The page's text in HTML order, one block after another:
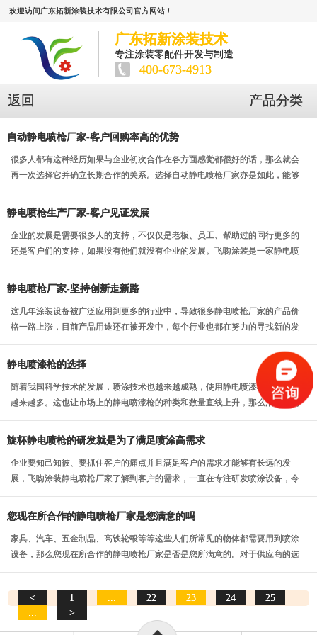
欢迎访问广东拓新涂装技术有限公司官方网站！
广东拓新涂装技术
专注涂装零配件开发与制造
400-673-4913
返回 产品分类
自动静电喷枪厂家-客户回购率高的优势
很多人都有这种经历如果与企业初次合作在各方面感觉都很好的话，那么就会
再一次选择它并确立长期合作的关系。选择自动静电喷枪厂家亦是如此，能够
静电喷枪生产厂家-客户见证发展
企业的发展是需要很多人的支持，不仅仅是老板、员工、帮助过的同行更多的
还是客户们的支持，如果没有他们就没有企业的发展。飞吻涂装是一家静电喷
静电喷枪厂家-坚持创新走新路
这几年涂装设备被广泛应用到更多的行业中，导致很多静电喷枪厂家的产品价
格一路上涨，目前产品用途还在被开发中，每个行业也都在努力的寻找新的发
静电喷漆枪的选择
随着我国科学技术的发展，喷涂技术也越来越成熟，使用静电喷漆枪的工厂也
越来越多。这也让市场上的静电喷漆枪的种类和数量直线上升，那么消费者的
旋杯静电喷枪的研发就是为了满足喷涂高需求
企业要知己知彼、要抓住客户的痛点并且满足客户的需求才能够有长远的发
展，飞吻涂装静电喷枪厂家了解到客户的需求，一直在专注研发喷涂设备，令
您现在所合作的静电喷枪厂家是您满意的吗
家具、汽车、五金制品、高铁轮毂等等这些人们所常见的物体都需要用到喷涂
设备，那么您现在所合作的静电喷枪厂家是否是您所满意的。对于供应商的选
< 1 22 23 24
25
>